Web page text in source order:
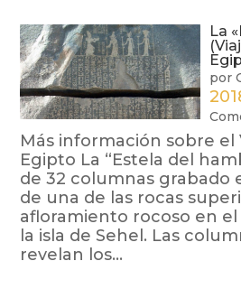
La
por
Más información sobre el
Egipto La “Estela del
de 32 columnas grabado
de una de las rocas
afloramiento rocoso en
la isla de Sehel. Las
revelan los...